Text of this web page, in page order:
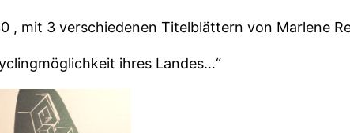
, mit 3 verschiedenen Titelblättern von Marlene
ihres Landes…“